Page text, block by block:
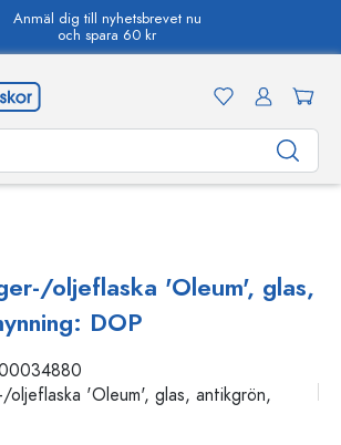
Anmäl dig till nyhetsbrevet nu
och spara 60 kr
oljeflaska 'Oleum', glas,
DOP